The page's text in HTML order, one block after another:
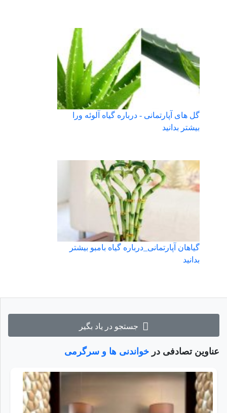
جستجو در یاد بگیر
عناوین تصادفی در خواندنی ها و سرگرمی
گل های آپارتمانی - درباره گیاه آلوئه ورا
بیشتر بدانید
گیاهان آپارتمانی_درباره گیاه بامبو بیشتر
بدانید